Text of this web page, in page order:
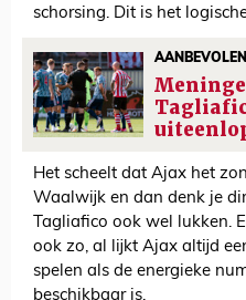
schorsing. Dit is het
AANBEVOLEN
Het scheelt dat Ajax het
Waalwijk en dan denk je
Tagliafico ook wel lukken.
ook zo, al lijkt Ajax altijd
spelen als de energieke
beschikbaar is.